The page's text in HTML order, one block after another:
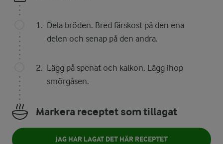
Dela bröden. Bred färskost på den ena
delen och senap på den andra.
Lägg på spenat och kalkon. Lägg ihop
smörgåsen.
Markera receptet som tillagat
JAG HAR LAGAT DET HÄR RECEPTET